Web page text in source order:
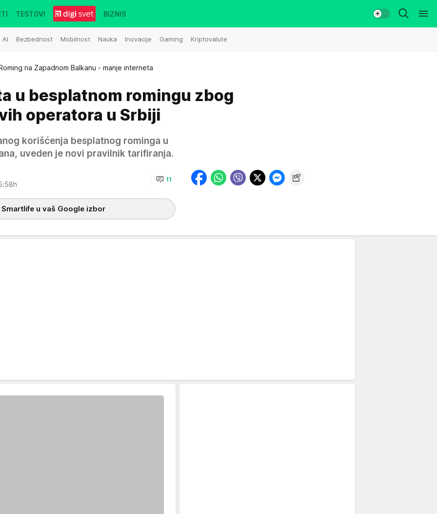
AI Bezbednost Mobilnost Nauka Inovacije Gaming Kriptovalute
TESTOVI BIZNIS
na Zapadnom Balkanu - manje interneta
u besplatnom romingu zbog
operatora u Srbiji
korišćenja besplatnog rominga u
uveden je novi pravilnik tarifiranja.
11
u vaš Google izbor